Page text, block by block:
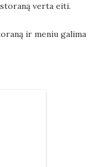
verta eiti.
ir meniu galima